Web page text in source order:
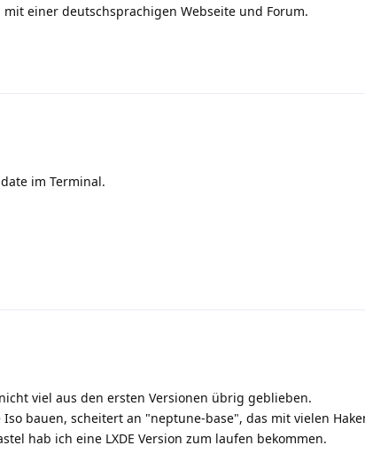
einer deutschsprachigen Webseite und Forum.
im Terminal.
viel aus den ersten Versionen übrig geblieben.
bauen, scheitert an "neptune-base", das mit vielen
hab ich eine LXDE Version zum laufen bekommen.